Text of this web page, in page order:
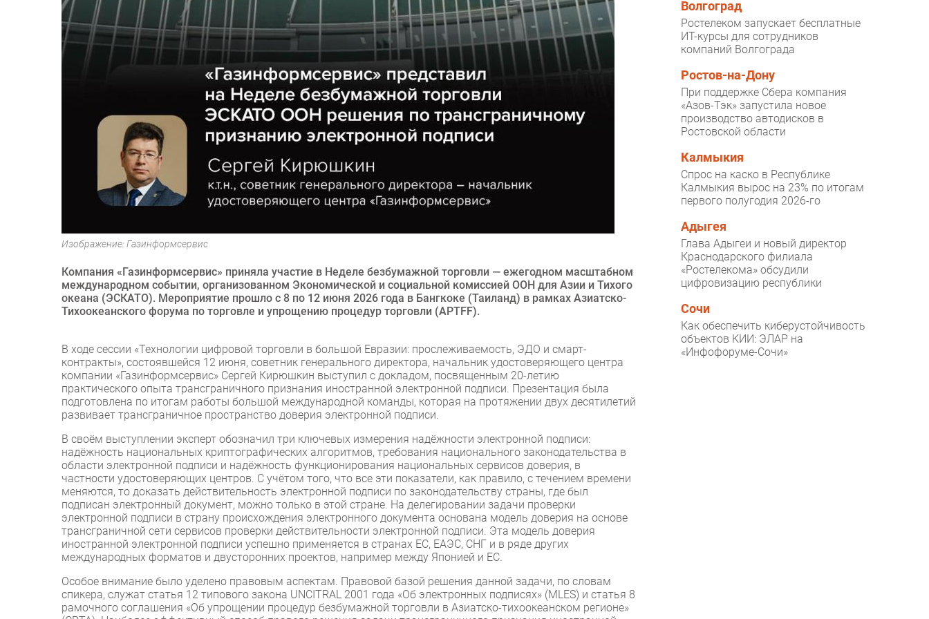
Изображение: Газинформсервис
Компания «Газинформсервис» приняла участие в Неделе безбумажной торговли — ежегодном масштабном
международном событии, организованном Экономической и социальной комиссией ООН для Азии и Тихого
океана (ЭСКАТО). Мероприятие прошло с 8 по 12 июня 2026 года в Бангкоке (Таиланд) в рамках Азиатско-
Тихоокеанского форума по торговле и упрощению процедур торговли (APTFF).
В ходе сессии «Технологии цифровой торговли в большой Евразии: прослеживаемость, ЭДО и смарт-
контракты», состоявшейся 12 июня, советник генерального директора, начальник удостоверяющего центра
компании «Газинформсервис» Сергей Кирюшкин выступил с докладом, посвященным 20-летию
практического опыта трансграничного признания иностранной электронной подписи. Презентация была
подготовлена по итогам работы большой международной команды, которая на протяжении двух десятилетий
развивает трансграничное пространство доверия электронной подписи.
В своём выступлении эксперт обозначил три ключевых измерения надёжности электронной подписи:
надёжность национальных криптографических алгоритмов, требования национального законодательства в
области электронной подписи и надёжность функционирования национальных сервисов доверия, в
частности удостоверяющих центров. С учётом того, что все эти показатели, как правило, с течением времени
меняются, то доказать действительность электронной подписи по законодательству страны, где был
подписан электронный документ, можно только в этой стране. На делегировании задачи проверки
электронной подписи в страну происхождения электронного документа основана модель доверия на основе
трансграничной сети сервисов проверки действительности электронной подписи. Эта модель доверия
иностранной электронной подписи успешно применяется в странах ЕС, ЕАЭС, СНГ и в ряде других
международных форматов и двусторонних проектов, например между Японией и ЕС.
Особое внимание было уделено правовым аспектам. Правовой базой решения данной задачи, по словам
спикера, служат статья 12 типового закона UNCITRAL 2001 года «Об электронных подписях» (MLES) и статья 8
рамочного соглашения «Об упрощении процедур безбумажной торговли в Азиатско-тихоокеанском регионе»
Волгоград
Ростелеком запускает бесплатные
ИТ-курсы для сотрудников
компаний Волгограда
Ростов-на-Дону
При поддержке Сбера компания
«Азов-Тэк» запустила новое
производство автодисков в
Ростовской области
Калмыкия
Спрос на каско в Республике
Калмыкия вырос на 23% по итогам
первого полугодия 2026-го
Адыгея
Глава Адыгеи и новый директор
Краснодарского филиала
«Ростелекома» обсудили
цифровизацию республики
Сочи
Как обеспечить киберустойчивость
объектов КИИ: ЭЛАР на
«Инфофоруме-Сочи»